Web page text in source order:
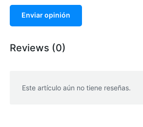
Enviar opinión
Reviews (0)
Este artículo aún no tiene reseñas.